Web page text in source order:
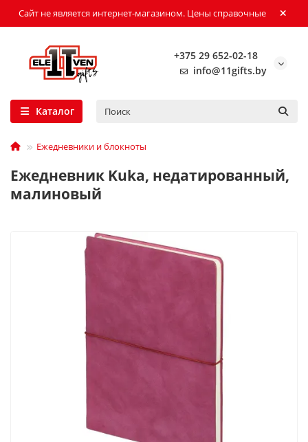
Сайт не является интернет-магазином. Цены справочные
+375 29 652-02-18
info@11gifts.by
Каталог
Ежедневники и блокноты
Ежедневник Kuka, недатированный,
малиновый